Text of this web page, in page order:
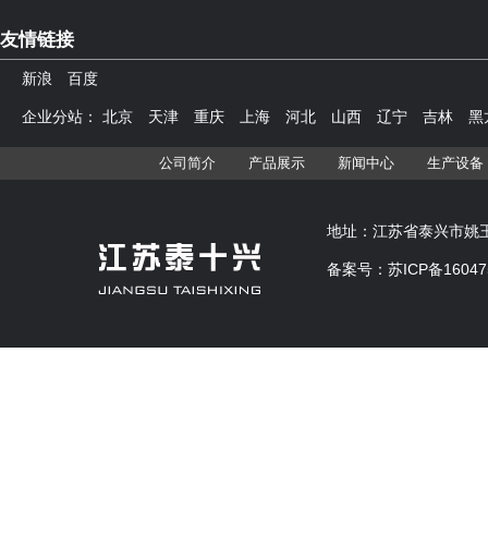
友情链接
新浪 百度
企业分站： 北京 天津 重庆 上海 河北 山西 辽宁 吉林 黑
公司简介 产品展示 新闻中心 生产设备
地址：江苏省泰兴市
备案号： 苏ICP备